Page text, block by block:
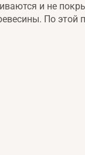
и не
По этой